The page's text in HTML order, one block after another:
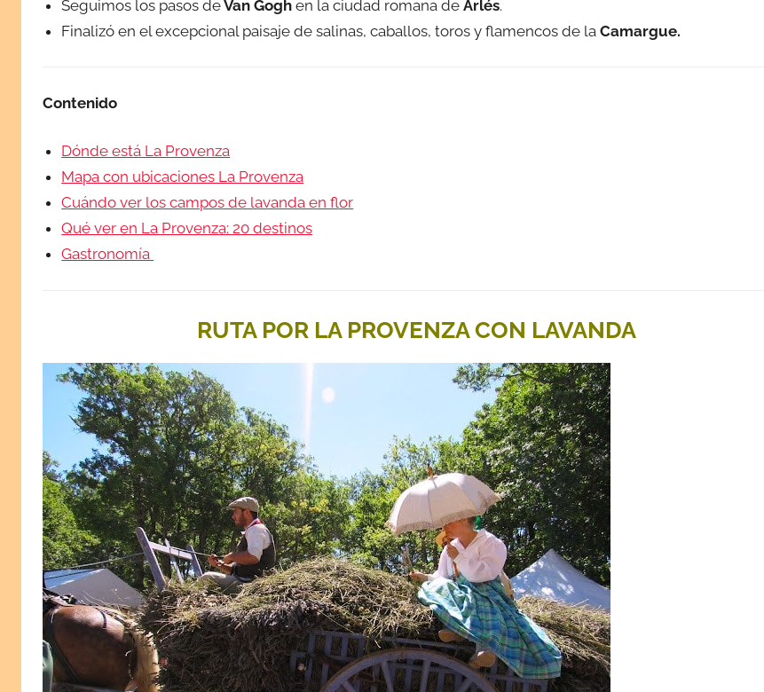
Seguimos los pasos deVan Gogh en la ciudad romana deArlés.
Finalizó en el excepcional paisaje de salinas, caballos, toros y flamencos de laCamargue.
Contenido
Dónde está La Provenza
Mapa con ubicaciones La Provenza
Cuándo ver los campos de lavanda en flor
Qué ver en La Provenza: 20 destinos
Gastronomía
RUTA POR LA PROVENZA CON LAVANDA